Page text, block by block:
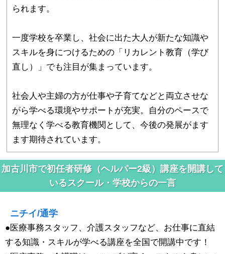
られます。
一度学校を卒業し、社会に出た大人が新たな知識や
スキルを身につけるための「リカレント教育（学び
直し）」でも注目が集まっています。
社会人や主婦の方が仕事や子育てなどと両立させな
がら学べる環境やサポートが充実。自分のペースで
無理なく学べる教育機関として、今後の発展がます
ます期待されています。
加古川市で初任者研修（ヘルパー2級）講座を開講して
いるスクール・学校からの一言
ニチイ/通学
●医療事務スタッフ、介護スタッフなど、お仕事に直結
する知識・スキルが学べる講座を全国で開講中です！